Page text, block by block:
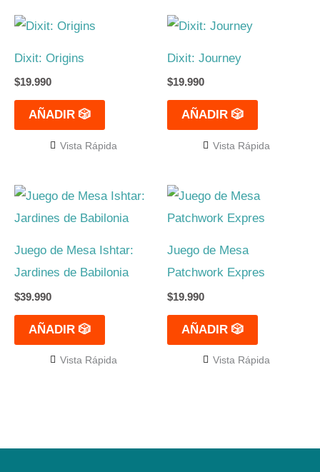
Dixit: Origins
$19.990
AÑADIR 🎲
Vista Rápida
Dixit: Journey
$19.990
AÑADIR 🎲
Vista Rápida
Juego de Mesa Ishtar:
Jardines de Babilonia
$39.990
AÑADIR 🎲
Vista Rápida
Juego de Mesa
Patchwork Expres
$19.990
AÑADIR 🎲
Vista Rápida